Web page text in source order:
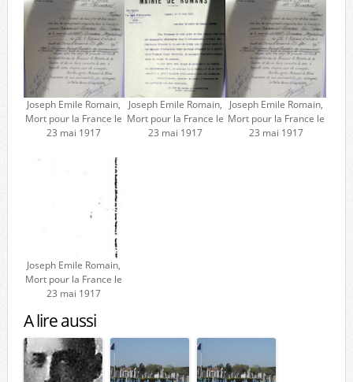
Joseph Emile Romain,
Mort pour la France le
23 mai 1917
Joseph Emile Romain,
Mort pour la France le
23 mai 1917
Joseph Emile Romain,
Mort pour la France le
23 mai 1917
Joseph Emile Romain,
Mort pour la France le
23 mai 1917
A lire aussi